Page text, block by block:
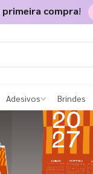
primeira compra!
Adesivos Brindes